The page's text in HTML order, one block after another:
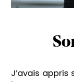
J’avais